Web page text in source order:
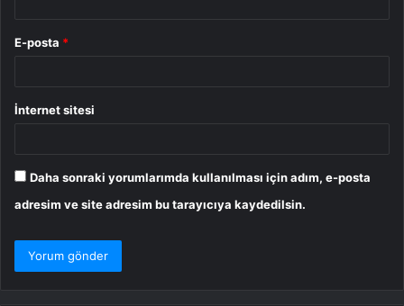
E-posta *
İnternet sitesi
Daha sonraki yorumlarımda kullanılması için adım, e-posta
adresim ve site adresim bu tarayıcıya kaydedilsin.